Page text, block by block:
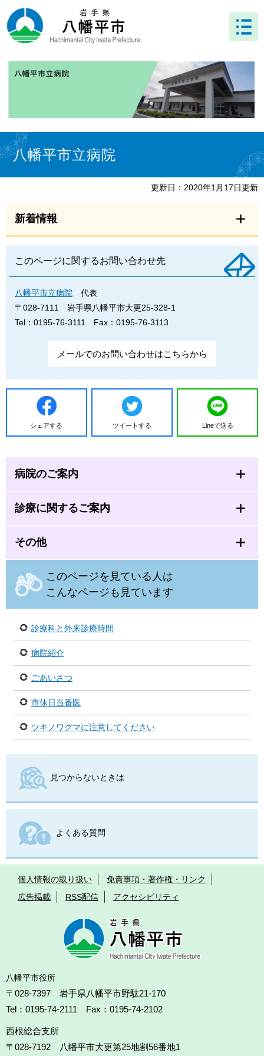
ー
ジ
ニ
ュ
文 八幡平市立病院
更新日：2020年1月17日更新
新着情報
このページに関するお問い合わせ先
八幡平市立病院
代表
〒028-7111
岩手県八幡平市大更25-328-1
Tel：0195-76-3111
Fax：0195-76-3113
メールでのお問い合わせはこちらから
シェアする ツイートする Lineで送る
病院のご案内
診療に関するご案内
その他
このページを見ている人は
こんなページも見ています
診療科と外来診療時間
病院紹介
ごあいさつ
市休日当番医
ツキノワグマに注意してください
見つからないときは
よくある質問
個人情報の取り扱い
免責事項・著作権・リンク
広告掲載
RSS配信 アクセシビリティ
八幡平市役所
〒028-7397 岩手県八幡平市野駄21-170
Tel：0195-74-2111 Fax：0195-74-2102
西根総合支所
〒028-7192
八幡平市大更第25地割56番地1